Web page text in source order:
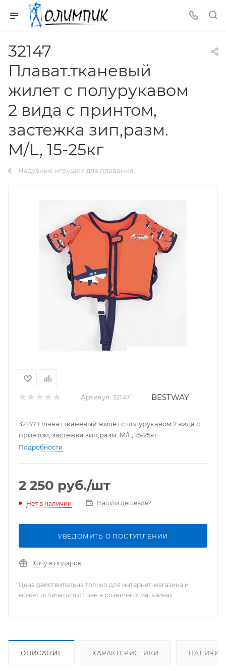
32147
Плават.тканевый
жилет с полурукавом
2 вида с принтом,
застежка зип,разм.
M/L, 15-25кг
Надувные игрушки для плавания
Артикул: 32147 BESTWAY
32147 Плават.тканевый жилет с полурукавом 2 вида с
принтом, застежка зип,разм. M/L, 15-25кг
Подробности
2 250 руб./шт
Нет в наличии Нашли дешевле?
УВЕДОМИТЬ О ПОСТУПЛЕНИИ
Хочу в подарок
Цена действительна только для интернет-магазина и
может отличаться от цен в розничных магазинах
ОПИСАНИЕ ХАРАКТЕРИСТИКИ НАЛИЧИЕ